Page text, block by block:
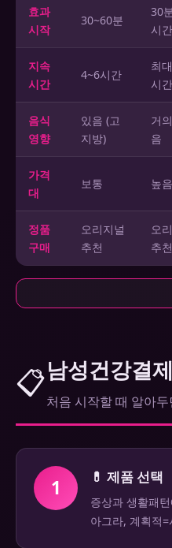
효과
시작
30~60분
30
시간
지속
시간
4~6시간
최
시간
음식
영향
있음 (고
지방)
거
음
가격
대
보통 높음
정품
구매
오리지널
추천
오
추천
📋남성건강결
처음 시작할 때 알아두
1 💊 제품 선택
증상과 생활패
아그라, 계획적